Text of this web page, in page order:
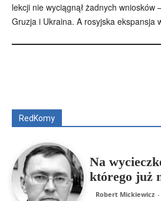
lekcji nie wyciągnął żadnych wniosków
Gruzja i Ukraina. A rosyjska ekspansja
RedKomy
Na
którego już
Robert Mickiewicz -